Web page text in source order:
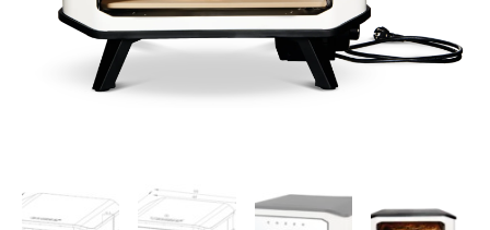
₪2,590.
₪1,989.
17